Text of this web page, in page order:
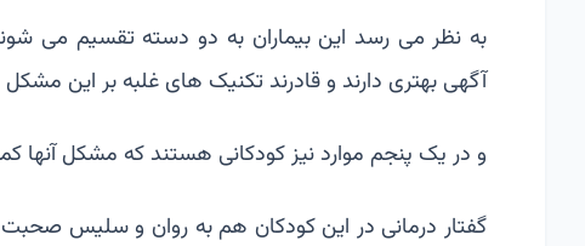
به نظر می رسد این بیماران به دو دسته تقسیم می
آگهی بهتری دارند و قادرند تکنیک های غلبه بر این مشکل
و در یک پنجم موارد نیز کودکانی هستند که مشکل آنها
گفتار درمانی در این کودکان هم به روان و سلیس